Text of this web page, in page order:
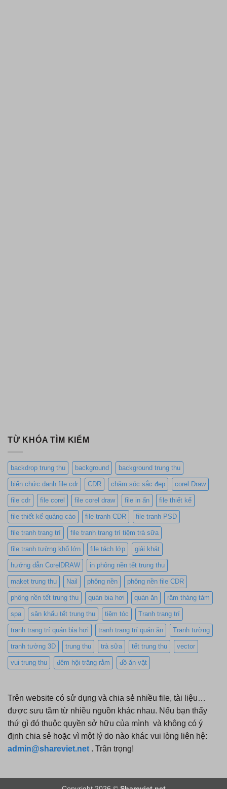
TỪ KHÓA TÌM KIẾM
backdrop trung thu background background trung thu
biển chức danh file cdr CDR chăm sóc sắc đẹp corel Draw
file cdr file corel file corel draw file in ấn file thiết kế
file thiết kế quảng cáo file tranh CDR file tranh PSD
file tranh trang trí file tranh trang trí tiệm trà sữa
file tranh tường khổ lớn file tách lớp giải khát
hướng dẫn CorelDRAW in phông nền tết trung thu
maket trung thu Nail phông nền phông nền file CDR
phông nền tết trung thu quán bia hơi quán ăn rằm tháng tám
spa sân khấu tết trung thu tiệm tóc Tranh trang trí
tranh trang trí quán bia hơi tranh trang trí quán ăn Tranh tường
tranh tường 3D trung thu trà sữa tết trung thu vector
vui trung thu đêm hội trăng rằm đồ ăn vặt
Trên website có sử dụng và chia sẻ nhiều file, tài liệu…
được sưu tầm từ nhiều nguồn khác nhau. Nếu bạn thấy
thứ gì đó thuộc quyền sở hữu của mình và không có ý
định chia sẻ hoặc vì một lý do nào khác vui lòng liên hệ:
admin@shareviet.net . Trân trọng!